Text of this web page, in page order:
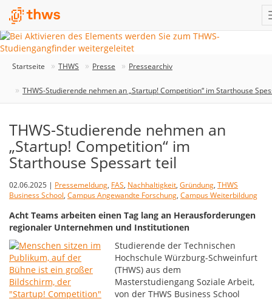
Startseite THWS Presse Pressearchiv
THWS-Studierende nehmen an „Startup! Competition“ im Starthouse
THWS-Studierende nehmen an
„Startup! Competition“ im
Starthouse Spessart teil
02.06.2025 | Pressemeldung, FAS, Nachhaltigkeit, Gründung, THWS
Business School, Campus Angewandte Forschung, Campus Weiterbildung
Acht Teams arbeiten einen Tag lang an Herausforderungen
regionaler Unternehmen und Institutionen
Studierende der Technischen
Hochschule Würzburg-Schweinfurt
(THWS) aus dem
Masterstudiengang Soziale Arbeit,
von der THWS Business School